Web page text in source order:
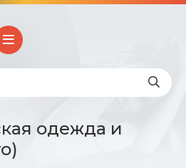
одежда и